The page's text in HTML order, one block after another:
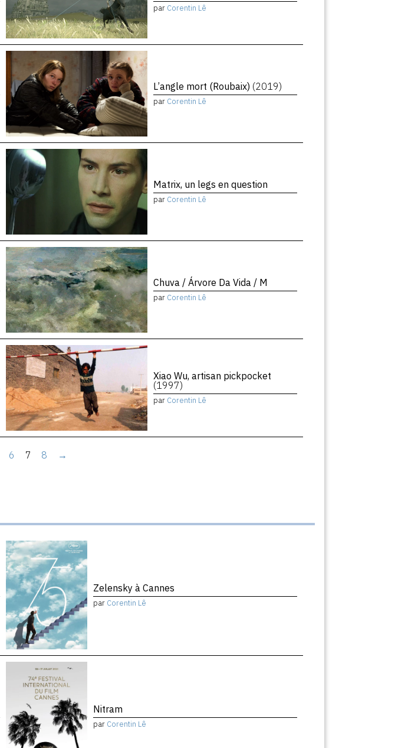
par Corentin Lê
L’angle mort (Roubaix) (2019)
par Corentin Lê
Matrix, un legs en question
par Corentin Lê
Chuva / Árvore Da Vida / M
par Corentin Lê
Xiao Wu, artisan pickpocket
(1997)
par Corentin Lê
6 7 8 →
Zelensky à Cannes
par Corentin Lê
Nitram
par Corentin Lê